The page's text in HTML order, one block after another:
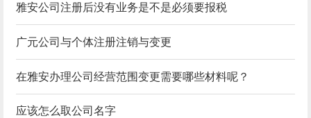
雅安公司注册后没有业务是不是必须要报税
广元公司与个体注册注销与变更
在雅安办理公司经营范围变更需要哪些材料呢？
应该怎么取公司名字